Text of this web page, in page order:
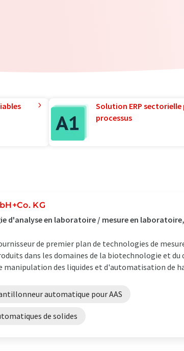
Solution ERP
processus
KG
d'analyse en laboratoire / mesure en
de premier plan de technologies de
dans les domaines de la biotechnologie et
manipulation des liquides et d'automatisation de
automatique pour AAS
de solides